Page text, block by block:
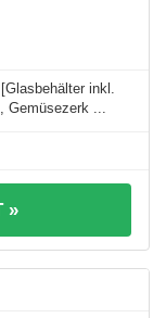
inkl.
Gemüsezerk ...
»